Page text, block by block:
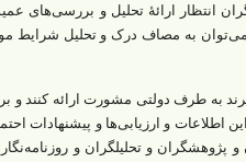
انتظار ارائۀ تحلیل و بررسی‌های
به مصاف درک و تحلیل شرایط
به طرف دولتی مشورت ارائه کنند و بر
اطلاعات و ارزیابی‌ها و پیشنهادات
و تحلیلگران و